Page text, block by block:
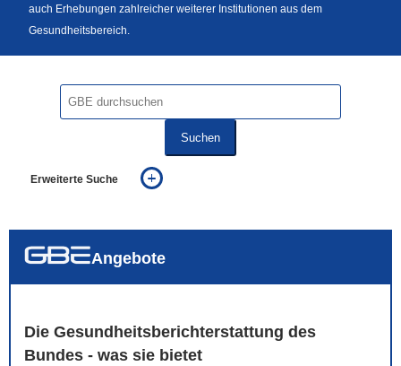
auch Erhebungen zahlreicher weiterer Institutionen aus dem
Gesundheitsbereich.
Suchen
Erweiterte Suche
auch in allen Texten suchen (Volltextsuche)
Angebote
Die Gesundheitsberichterstattung des
Bundes - was sie bietet